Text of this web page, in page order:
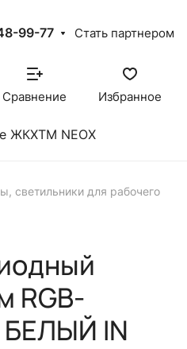
99-77 Стать партнером
Сравнение Избранное
ЖКХTM NEOX
светильники для рабочего
RGB-
БЕЛЫЙ IN